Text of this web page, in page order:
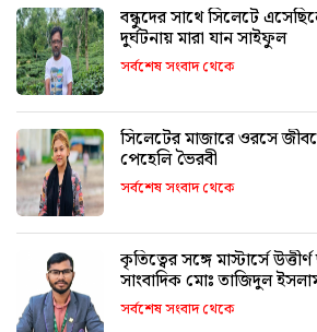
বন্ধুদের সাথে সিলেটে
দুর্ঘটনায় মারা যান সাইফুল
সর্বশেষ সংবাদ থেকে
সিলেটের মাজারে ওরসে
পেহেলি ভৈরবী
সর্বশেষ সংবাদ থেকে
কৃতিত্বের সঙ্গে মাস্টার্সে
সাংবাদিক মোঃ তাজিদুল
সর্বশেষ সংবাদ থেকে